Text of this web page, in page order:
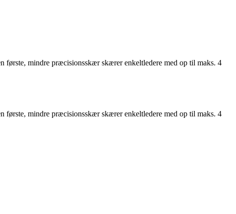
første, mindre præcisionsskær skærer enkeltledere med op til maks. 4
første, mindre præcisionsskær skærer enkeltledere med op til maks. 4